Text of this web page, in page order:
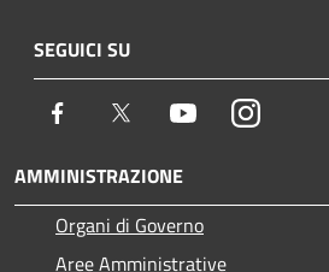
SEGUICI SU
Facebook Twitter YoutubeInstagram
AMMINISTRAZIONE
Organi di Governo
Aree Amministrative